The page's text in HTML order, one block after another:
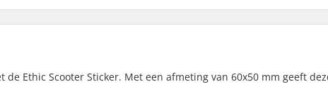
Ethic Scooter Sticker. Met een afmeting van 60x50 mm geeft